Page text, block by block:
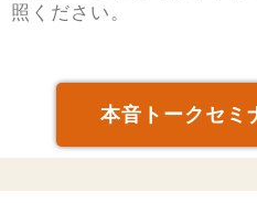
照ください。
本音トークセミ